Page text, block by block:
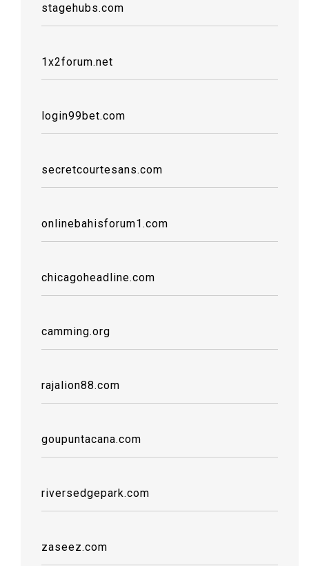
stagehubs.com
1x2forum.net
login99bet.com
secretcourtesans.com
onlinebahisforum1.com
chicagoheadline.com
camming.org
rajalion88.com
goupuntacana.com
riversedgepark.com
zaseez.com